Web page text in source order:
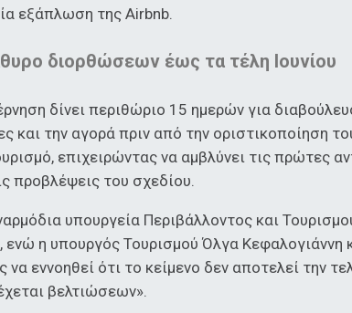
εξάπλωση της Airbnb.
διορθώσεων έως τα τέλη Ιουνίου
δίνει περιθώριο 15 ημερών για
και την αγορά πριν από την οριστικοποίηση
επιχειρώντας να αμβλύνει τις πρώτες
προβλέψεις του σχεδίου.
υπουργεία Περιβάλλοντος και
ενώ η υπουργός Τουρισμού Όλγα
εννοηθεί ότι το κείμενο δεν αποτελεί την
βελτιώσεων».